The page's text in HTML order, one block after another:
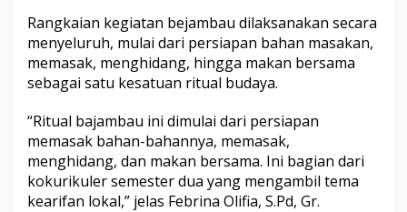
Rangkaian kegiatan bejambau dilaksanakan secara
menyeluruh, mulai dari persiapan bahan masakan,
memasak, menghidang, hingga makan bersama
sebagai satu kesatuan ritual budaya.
“Ritual bajambau ini dimulai dari persiapan
memasak bahan-bahannya, memasak,
menghidang, dan makan bersama. Ini bagian dari
kokurikuler semester dua yang mengambil tema
kearifan lokal,” jelas Febrina Olifia, S.Pd, Gr.